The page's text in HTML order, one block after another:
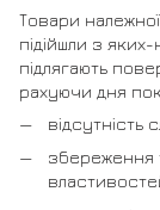
Товари належної
підійшли з
підлягають
рахуючи дня
відсутність
збереження